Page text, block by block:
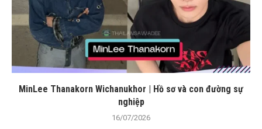
MinLee Thanakorn Wichanukhor | Hồ sơ và con đường sự
nghiệp
16/07/2026